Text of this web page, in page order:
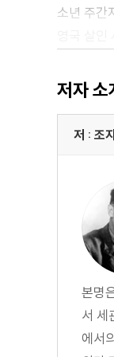
소년 주간
맛있는 차
좌든 우든
당신과
간디에 대
즐겁고도
역자 해
조지 오웰
저자 소
저 : 조
본명
서 세
에서